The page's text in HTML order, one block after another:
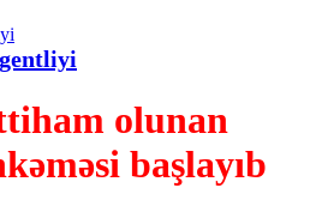
olunan
başlayıb